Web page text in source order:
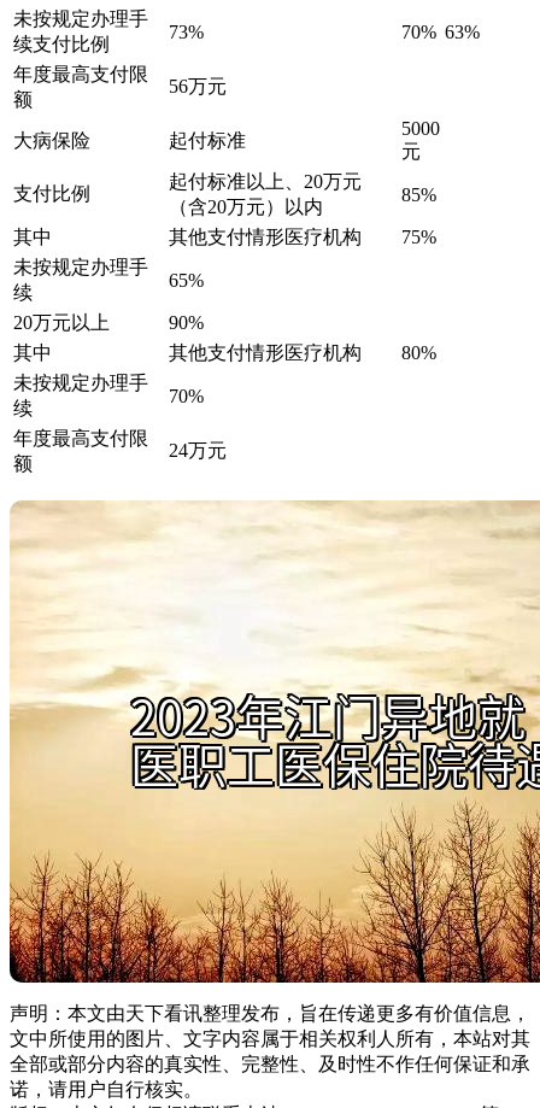
未按规定办理手
续支付比例
73% 70% 63%
年度最高支付限
额
56万元
大病保险 起付标准
5000
元
支付比例
起付标准以上、20万元
（含20万元）以内
85%
其中 其他支付情形医疗机构
75%
未按规定办理手
续
65%
20万元以上
90%
其中
其他支付情形医疗机构
80%
未按规定办理手
续
70%
年度最高支付限
额
24万元
声明：本文由天下看讯整理发布，旨在传递更多有价值信息，
文中所使用的图片、文字内容属于相关权利人所有，本站对其
全部或部分内容的真实性、完整性、及时性不作任何保证和承
诺，请用户自行核实。